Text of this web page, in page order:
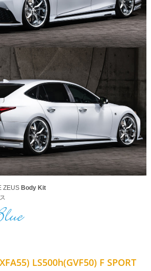
ZEUS Body Kit
LS500h(GVF50) F SPORT